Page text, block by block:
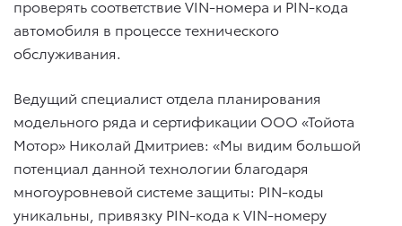
проверять соответствие VIN-номера и PIN-кода
автомобиля в процессе технического
обслуживания.
Ведущий специалист отдела планирования
модельного ряда и сертификации ООО «Тойота
Мотор» Николай Дмитриев: «Мы видим большой
потенциал данной технологии благодаря
многоуровневой системе защиты: PIN-коды
уникальны, привязку PIN-кода к VIN-номеру